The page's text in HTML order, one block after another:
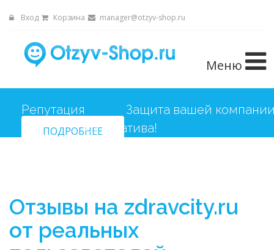
Вход Корзина manager@otzyv-shop.ru
Меню
Репутация
Защита вашей
от негатива!
ПОДРОБНЕЕ
Отзывы на zdravcity.ru
от реальных